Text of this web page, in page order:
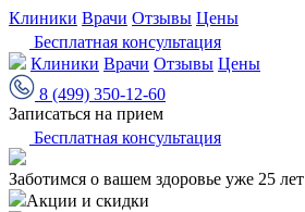
Клиники Врачи Отзывы Цены
Бесплатная консультация
Клиники Врачи Отзывы Цены
8 (499) 350-12-60
Записаться на прием
Бесплатная консультация
Заботимся о вашем здоровье уже 25 лет
Акции и скидки